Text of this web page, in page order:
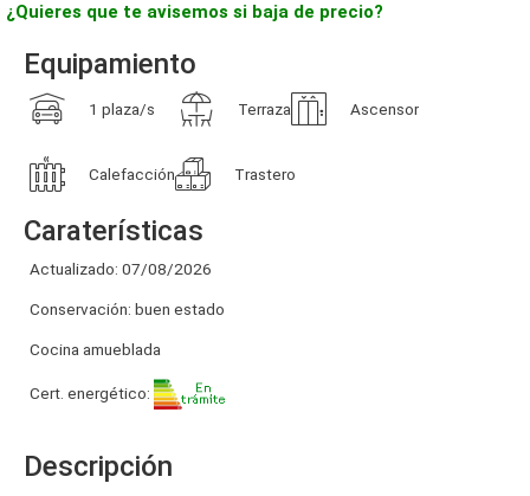
¿Quieres que te avisemos si baja de precio?
Equipamiento
1 plaza/s Terraza Ascensor
Calefacción Trastero
Caraterísticas
Actualizado: 07/08/2026
Conservación: buen estado
Cocina amueblada
Cert. energético:
Descripción